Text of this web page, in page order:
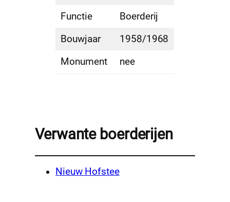
Functie
Boerderij
Bouwjaar
1958/1968
Monument
nee
Verwante boerderijen
Nieuw Hofstee